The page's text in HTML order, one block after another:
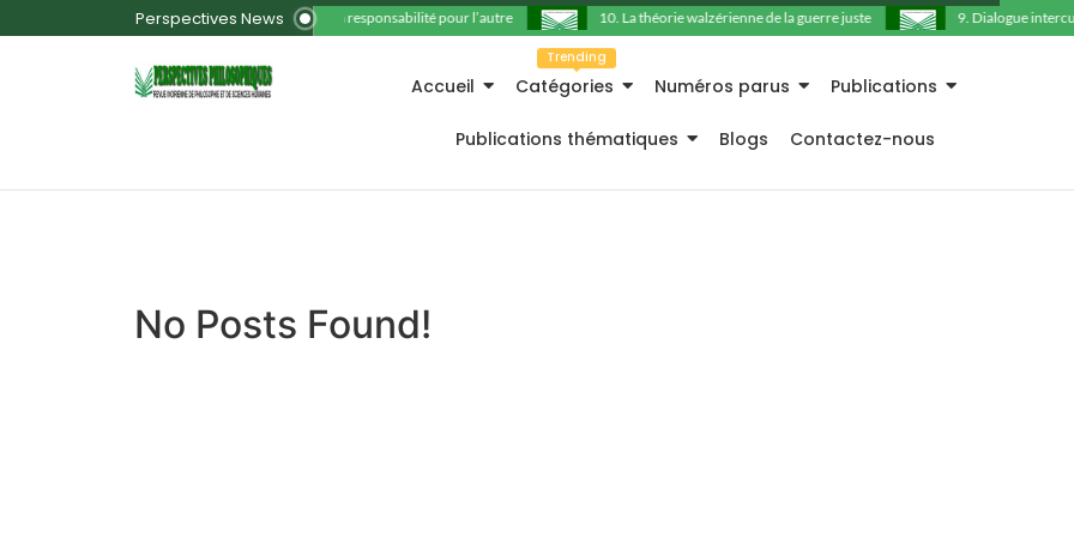
Perspectives News 11. La responsabilité pour l’autre 10. La théorie walzérienne de la guerre juste 9. Dialogue
Accueil Catégories
Trending
Numéros parus Publications
Publications thématiques Blogs Contactez-nous
No Posts Found!